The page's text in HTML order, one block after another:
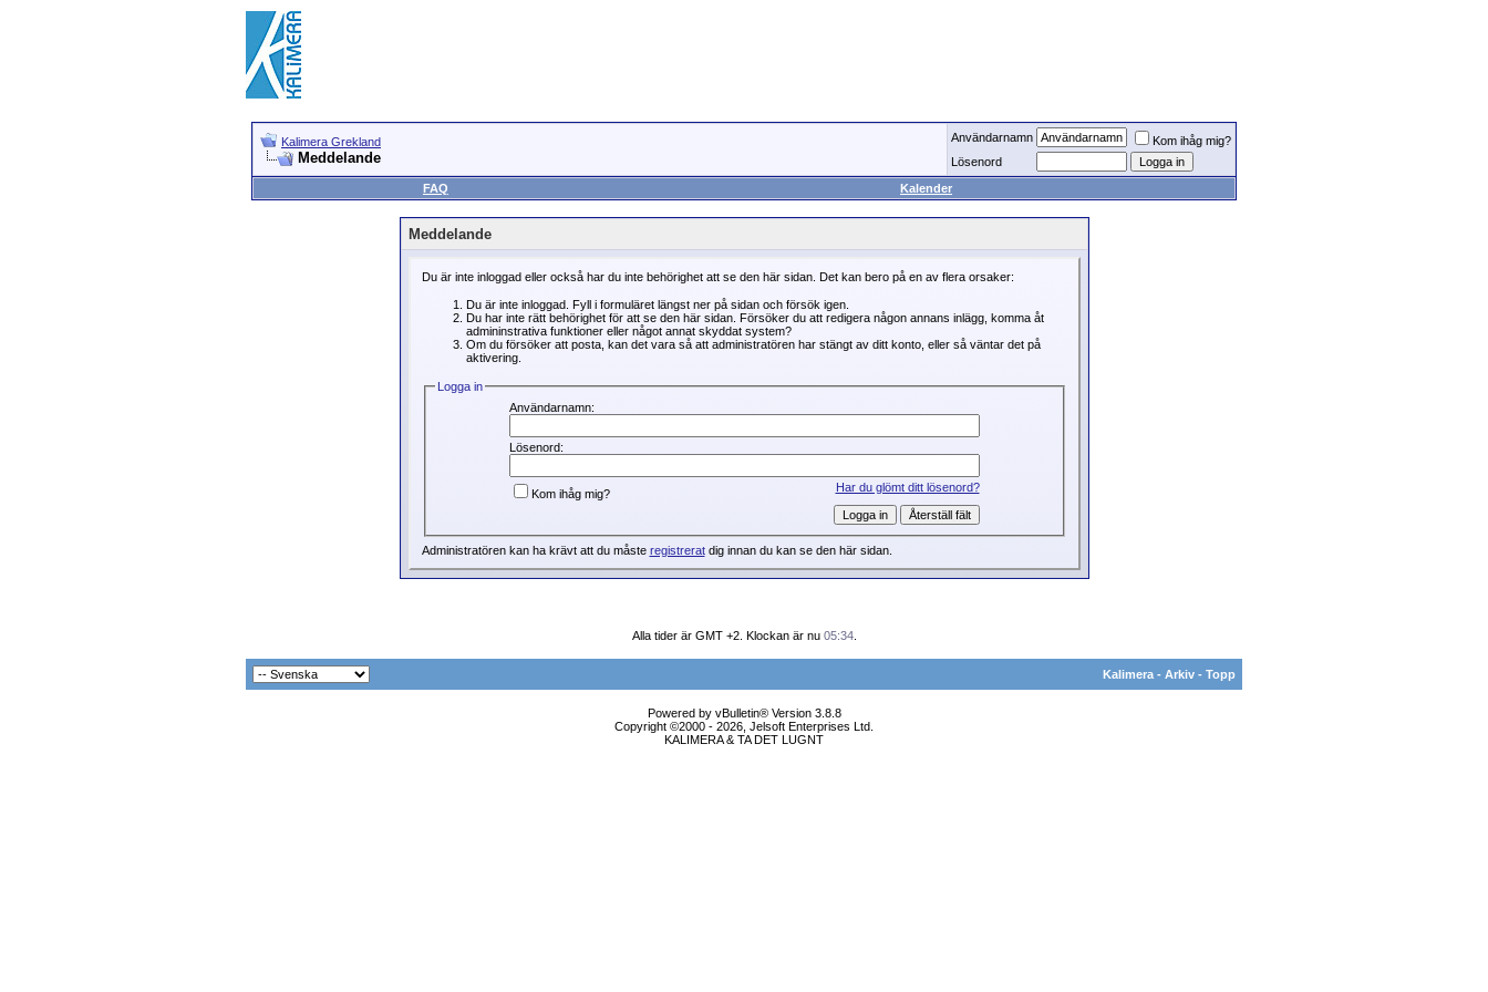
Kalimera Grekland
Meddelande
Användarnamn
Kom ihåg mig?
Lösenord
FAQ
Kalender
Meddelande
Du är inte inloggad eller också har du inte behörighet att se den här sidan. Det kan bero på en av flera orsaker:
Du är inte inloggad. Fyll i formuläret längst ner på sidan och försök igen.
Du har inte rätt behörighet för att se den här sidan. Försöker du att redigera någon annans inlägg, komma åt
admininstrativa funktioner eller något annat skyddat system?
Om du försöker att posta, kan det vara så att administratören har stängt av ditt konto, eller så väntar det på
aktivering.
Logga in
Användarnamn:
Lösenord:
Har du glömt ditt lösenord?
Kom ihåg mig?
Administratören kan ha krävt att du måste registreratdig innan du kan se den här sidan.
Alla tider är GMT +2. Klockan är nu 05:34.
Kalimera - Arkiv - Topp
Powered by vBulletin® Version 3.8.8
Copyright ©2000 - 2026, Jelsoft Enterprises Ltd.
KALIMERA & TA DET LUGNT